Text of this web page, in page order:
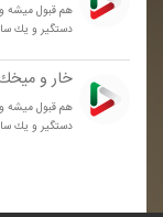
هم قبول میشه
دستگیر و یك
خار و
هم قبول میشه
دستگیر و یك